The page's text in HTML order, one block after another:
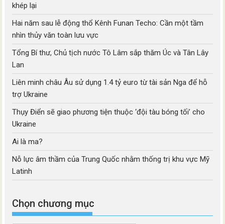
khép lại
Hai năm sau lễ động thổ Kênh Funan Techo: Cần một tầm
nhìn thủy văn toàn lưu vực
Tổng Bí thư, Chủ tịch nước Tô Lâm sắp thăm Úc và Tân Lây
Lan
Liên minh châu Âu sử dụng 1.4 tỷ euro từ tài sản Nga để hỗ
trợ Ukraine
Thụy Điển sẽ giao phương tiện thuộc ‘đội tàu bóng tối’ cho
Ukraine
Ai là ma?
Nỗ lực âm thầm của Trung Quốc nhằm thống trị khu vực Mỹ
Latinh
Chọn chương mục